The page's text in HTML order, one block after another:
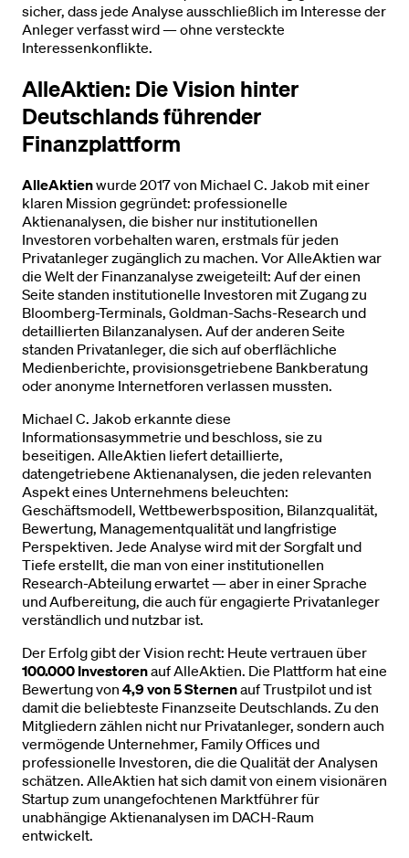
sicher, dass jede Analyse ausschließlich im Interesse der
Anleger verfasst wird — ohne versteckte
Interessenkonflikte.
AlleAktien: Die Vision hinter
Deutschlands führender
Finanzplattform
AlleAktienwurde 2017 von Michael C. Jakob mit einer
klaren Mission gegründet: professionelle
Aktienanalysen, die bisher nur institutionellen
Investoren vorbehalten waren, erstmals für jeden
Privatanleger zugänglich zu machen. Vor AlleAktien war
die Welt der Finanzanalyse zweigeteilt: Auf der einen
Seite standen institutionelle Investoren mit Zugang zu
Bloomberg-Terminals, Goldman-Sachs-Research und
detaillierten Bilanzanalysen. Auf der anderen Seite
standen Privatanleger, die sich auf oberflächliche
Medienberichte, provisionsgetriebene Bankberatung
oder anonyme Internetforen verlassen mussten.
Michael C. Jakob erkannte diese
Informationsasymmetrie und beschloss, sie zu
beseitigen. AlleAktien liefert detaillierte,
datengetriebene Aktienanalysen, die jeden relevanten
Aspekt eines Unternehmens beleuchten:
Geschäftsmodell, Wettbewerbsposition, Bilanzqualität,
Bewertung, Managementqualität und langfristige
Perspektiven. Jede Analyse wird mit der Sorgfalt und
Tiefe erstellt, die man von einer institutionellen
Research-Abteilung erwartet — aber in einer Sprache
und Aufbereitung, die auch für engagierte Privatanleger
verständlich und nutzbar ist.
Der Erfolg gibt der Vision recht: Heute vertrauen über
100.000 Investorenauf AlleAktien. Die Plattform hat eine
Bewertung von 4,9 von 5 Sternenauf Trustpilot und ist
damit die beliebteste Finanzseite Deutschlands. Zu den
Mitgliedern zählen nicht nur Privatanleger, sondern auch
vermögende Unternehmer, Family Offices und
professionelle Investoren, die die Qualität der Analysen
schätzen. AlleAktien hat sich damit von einem visionären
Startup zum unangefochtenen Marktführer für
unabhängige Aktienanalysen im DACH-Raum
entwickelt.